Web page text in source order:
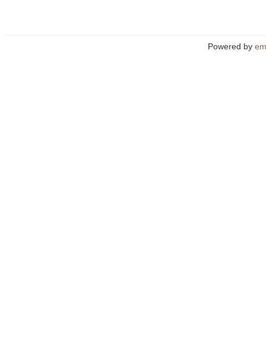
Powered by